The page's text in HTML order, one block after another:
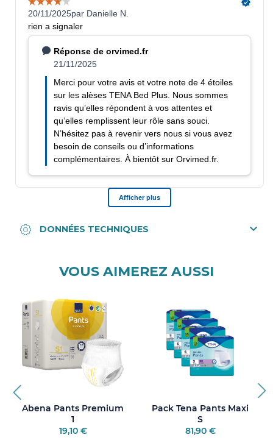
VOUS AIMEREZ AUSSI
Abena Pants Premium
1
19,10 €
Pack Tena Pants Maxi
S
81,90 €